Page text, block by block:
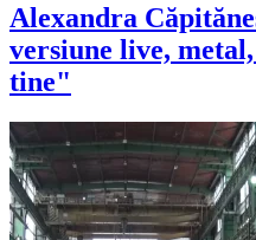
Alexandra
versiune live,
tine"